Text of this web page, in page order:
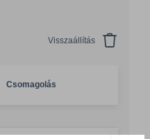
Visszaállítás
Csomagolás